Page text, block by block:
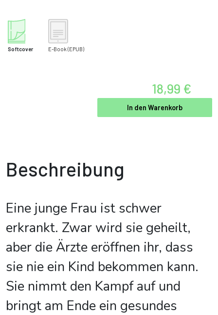
Softcover E-Book (EPUB)
18,99 €
In den Warenkorb
Beschreibung
Eine junge Frau ist schwer
erkrankt. Zwar wird sie geheilt,
aber die Ärzte eröffnen ihr, dass
sie nie ein Kind bekommen kann.
Sie nimmt den Kampf auf und
bringt am Ende ein gesundes